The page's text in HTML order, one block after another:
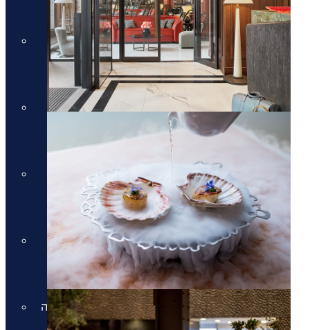
מלונות יוקרה בקוסטה נברינו
מלונות יוקרה במיקונוס
מלונות יוקרה במיקונוס
מלונות יוקרה בסנטוריני
מלונות יוקרה בסנטוריני
מלונות יוקרה בחלקידיקי
מלונות יוקרה בחלקידיקי
מלונות יוקרה ברודוס
מלונות יוקרה ברודוס
מלונות יוקרה בריביירה של אתונה